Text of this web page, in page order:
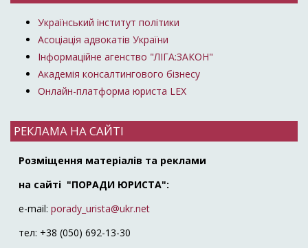
Український інститут політики
Асоціація адвокатів України
Інформаційне агенство "ЛІГА:ЗАКОН"
Академія консалтингового бізнесу
Онлайн-платформа юриста LEX
РЕКЛАМА НА САЙТІ
Розміщення матеріалів та реклами
на сайті "ПОРАДИ ЮРИСТА":
e-mail: porady_urista@ukr.net
тел: +38 (050) 692-13-30